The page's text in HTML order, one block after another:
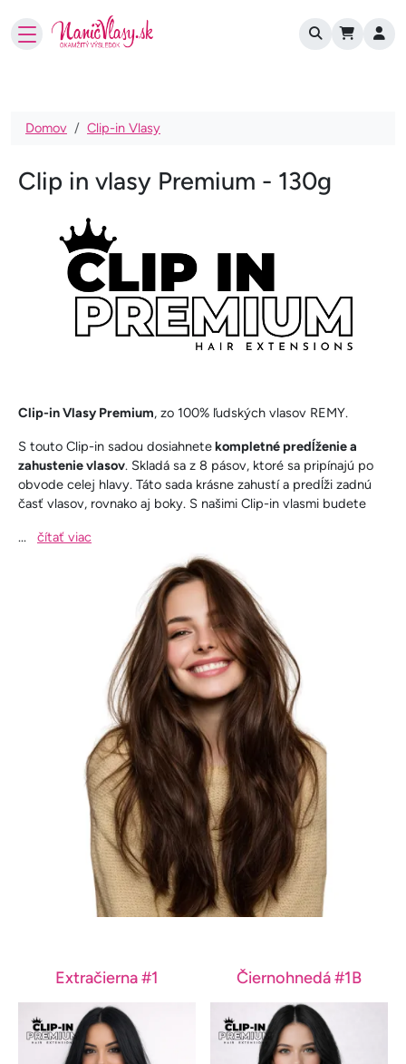
User account
Omrvinka
Domov Clip-in Vlasy
Clip in vlasy Premium - 130g
Clip-in Vlasy Premium, zo 100% ľudských vlasov REMY.
S touto Clip-in sadou dosiahnetekompletné predĺženie a
zahustenie vlasov. Skladá sa z 8 pásov, ktoré sa pripínajú po
obvode celej hlavy. Táto sada krásne zahustí a predĺži zadnú
časť vlasov, rovnako aj boky. S našimi Clip-in vlasmi budete
... čítať viac
Extračierna #1 Čiernohnedá #1B